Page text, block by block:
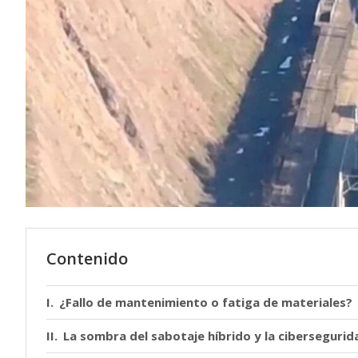
Contenido
¿Fallo de mantenimiento o fatiga de materiales?
La sombra del sabotaje híbrido y la